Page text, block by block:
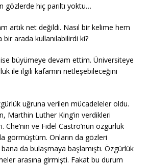
gözlerde hiç parıltı yoktu…
artık net değildi. Nasıl bir kelime hem
bir arada kullanılabilirdi ki?
büyümeye devam ettim. Üniversiteye
ile ilgili kafamın netleşebileceğini
uğruna verilen mücadeleler oldu.
Marthin Luther King’in verdikleri
Che’nin ve Fidel Castro’nun özgürlük
görmüştüm. Onların da gözleri
bana da bulaşmaya başlamıştı. Özgürlük
arasına girmişti. Fakat bu durum